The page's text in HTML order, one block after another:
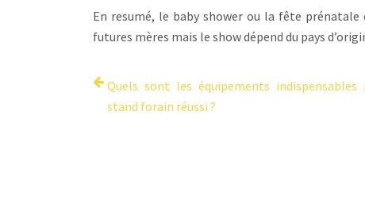
En resumé, le baby shower ou la fête
futures mères mais le show dépend du pays
Quels sont les équipements indispensables
stand forain réussi ?